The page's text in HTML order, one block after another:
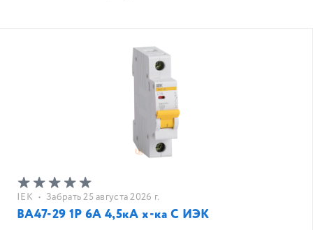
IEK • Забрать 25 августа 2026 г.
ВА47-29 1Р 6А 4,5кА х-ка С ИЭК